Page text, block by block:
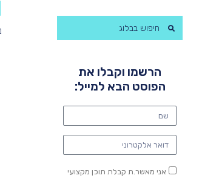
הרשמו וקבלו את
הפוסט הבא למייל:
אני מאשר.ת קבלת תוכן מקצועי